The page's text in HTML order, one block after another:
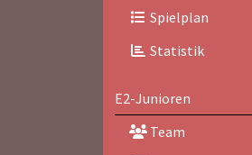
Spielplan
Statistik
E2-Junioren
Team